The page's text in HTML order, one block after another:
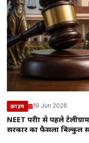
क्राइम 19 Jun 2026
NEET परीक्षा से पहले
सरकार का फैसला बिल्कुल